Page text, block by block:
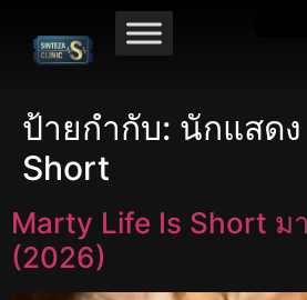
ป้ายกำกับ: นักแสด
Short
Marty Life Is Short
(2026)